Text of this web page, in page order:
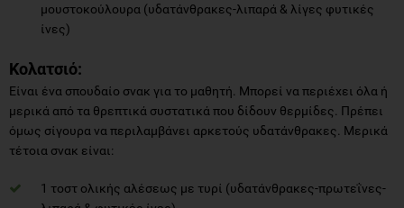
μουστοκούλουρα (υδατάνθρακες-λιπαρά & λίγες φυτικές
ίνες)
Κολατσιό:
Είναι ένα σπουδαίο σνακ για το μαθητή. Μπορεί να περιέχει όλα ή
μερικά από τα θρεπτικά συστατικά που δίδουν θερμίδες. Πρέπει
όμως σίγουρα να περιλαμβάνει αρκετούς υδατάνθρακες. Μερικά
τέτοια σνακ είναι:
1 τοστ ολικής αλέσεως με τυρί (υδατάνθρακες-πρωτεΐνες-